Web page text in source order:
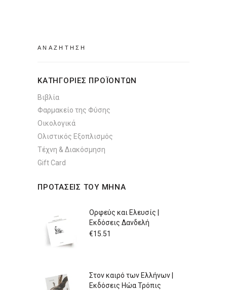
ΚΑΤΗΓΟΡΙΕΣ ΠΡΟΪΟΝΤΩΝ
Βιβλία
Φαρμακείο της Φύσης
Οικολογικά
Ολιστικός Εξοπλισμός
Τέχνη & Διακόσμηση
Gift Card
ΠΡΟΤΑΣΕΙΣ ΤΟΥ ΜΗΝΑ
Ορφεύς και Ελευσίς |
Εκδόσεις Δανδελή
€15.51
Στον καιρό των Ελλήνων |
Εκδόσεις Ηώα Τρόπις